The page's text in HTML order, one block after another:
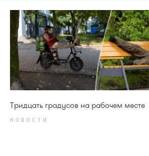
Тридцать градусов на рабочем месте
НОВОСТИ